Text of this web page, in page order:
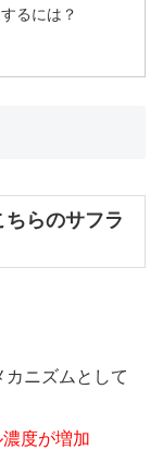
るには？
らのサフラ
ニズムとして
度が増加